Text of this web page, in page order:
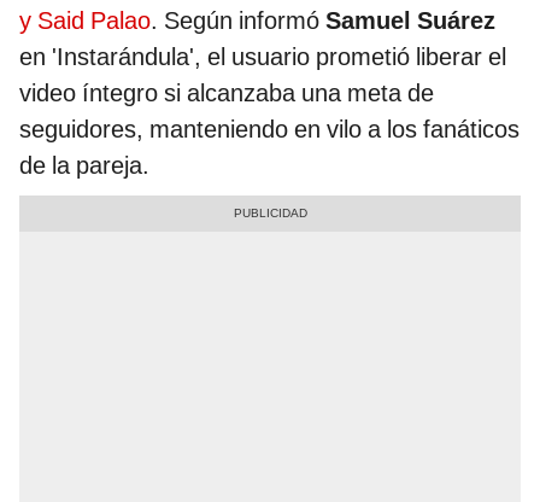
y Said Palao. Según informó Samuel Suárez
en 'Instarándula', el usuario prometió liberar el
video íntegro si alcanzaba una meta de
seguidores, manteniendo en vilo a los fanáticos
de la pareja.